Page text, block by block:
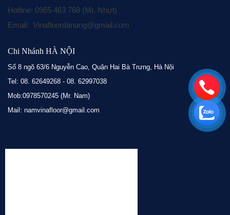
Hotline: 0965 463 768 (Mr. Nhựt)
Email: Vinafloordanang@gmail.com
Chi Nhánh HÀ NỘI
Số 8 ngõ 63/6 Nguyễn Cao, Quận Hai Bà Trưng, Hà Nội
Tel: 08. 62649268 - 08. 62997038
Mob:0978570245 (Mr. Nam)
Mail: namvinafloor@gmail.com